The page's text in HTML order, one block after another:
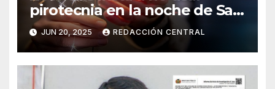
pirotecnia en la noche de San
Juan
JUN 20, 2025 REDACCIÓN CENTRAL